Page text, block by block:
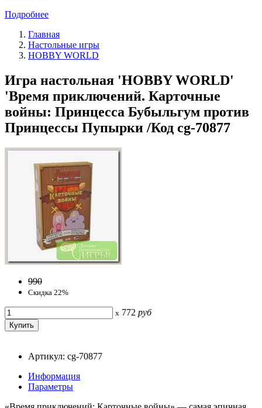
Подробнее
Главная
Настольные игры
HOBBY WORLD
Игра настольная 'HOBBY WORLD'
'Время приключений. Карточные
войны: Принцесса Бубыльгум против
Принцессы Пупырки /Код cg-70877
990
Скидка 22%
x 772 руб
Артикул: cg-70877
Информация
Параметры